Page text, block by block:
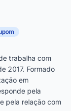
trabalha com
2017. Formado
em
pela
pela relação com